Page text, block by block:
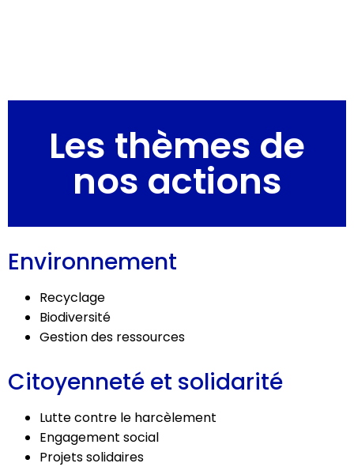
Les thèmes de
nos actions
Environnement
Recyclage
Biodiversité
Gestion des ressources
Citoyenneté et solidarité
Lutte contre le harcèlement
Engagement social
Projets solidaires